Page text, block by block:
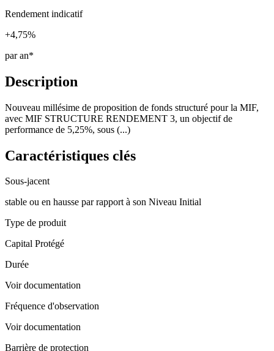
Rendement indicatif
+4,75%
par an*
Description
Nouveau millésime de proposition de fonds structuré pour la MIF,
avec MIF STRUCTURE RENDEMENT 3, un objectif de
performance de 5,25%, sous (...)
Caractéristiques clés
Sous-jacent
stable ou en hausse par rapport à son Niveau Initial
Type de produit
Capital Protégé
Durée
Voir documentation
Fréquence d'observation
Voir documentation
Barrière de protection